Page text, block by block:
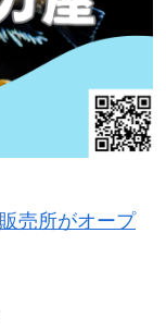
売所がオープ